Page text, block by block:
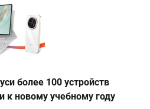
более 100 устройств
к новому учебному году